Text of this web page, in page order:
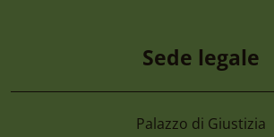
Sede legale
Palazzo di Giustizia